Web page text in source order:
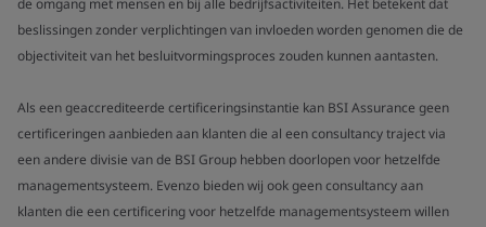
de omgang met mensen en bij alle bedrijfsactiviteiten. Het betekent dat
beslissingen zonder verplichtingen van invloeden worden genomen die de
objectiviteit van het besluitvormingsproces zouden kunnen aantasten.
Als een geaccrediteerde certificeringsinstantie kan BSI Assurance geen
certificeringen aanbieden aan klanten die al een consultancy traject via
een andere divisie van de BSI Group hebben doorlopen voor hetzelfde
managementsysteem. Evenzo bieden wij ook geen consultancy aan
klanten die een certificering voor hetzelfde managementsysteem willen